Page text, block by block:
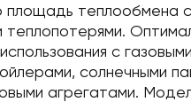
площадь теплообмена с
теплопотерями.
с
солнечными
агрегатами.